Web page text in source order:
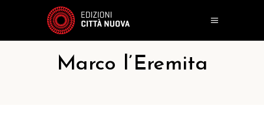
Marco l’Eremita